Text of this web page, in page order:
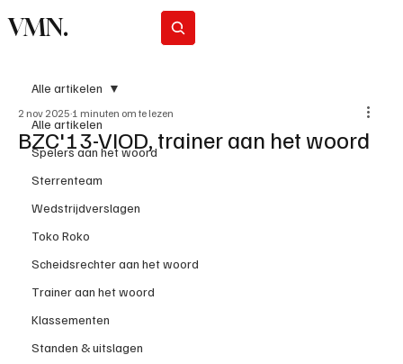
VMN.
Alle artikelen
Spelers aan het woord
Sterrenteam
Wedstrijdverslagen
Toko Roko
Scheidsrechter aan het woord
Trainer aan het woord
Klassementen
Standen & uitslagen
Alle artikelen
BZC'13-VIOD, trainer aan het woord
2 nov 2025 1 minuten om te lezen